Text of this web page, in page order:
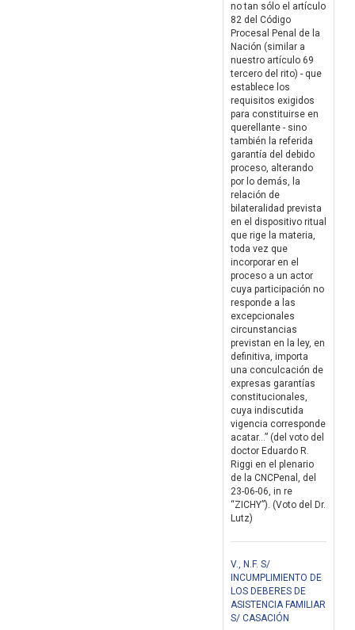
no tan sólo el artículo
82 del Código
Procesal Penal de la
Nación (similar a
nuestro artículo 69
tercero del rito) - que
establece los
requisitos exigidos
para constituirse en
querellante - sino
también la referida
garantía del debido
proceso, alterando
por lo demás, la
relación de
bilateralidad prevista
en el dispositivo ritual
que rige la materia,
toda vez que
incorporar en el
proceso a un actor
cuya participación no
responde a las
excepcionales
circunstancias
previstan en la ley, en
definitiva, importa
una conculcación de
expresas garantías
constitucionales,
cuya indiscutida
vigencia corresponde
acatar...” (del voto del
doctor Eduardo R.
Riggi en el plenario
de la CNCPenal, del
23-06-06, in re
“ZICHY”). (Voto del Dr.
Lutz)
V., N.F. S/
INCUMPLIMIENTO DE
LOS DEBERES DE
ASISTENCIA FAMILIAR
S/ CASACIÓN